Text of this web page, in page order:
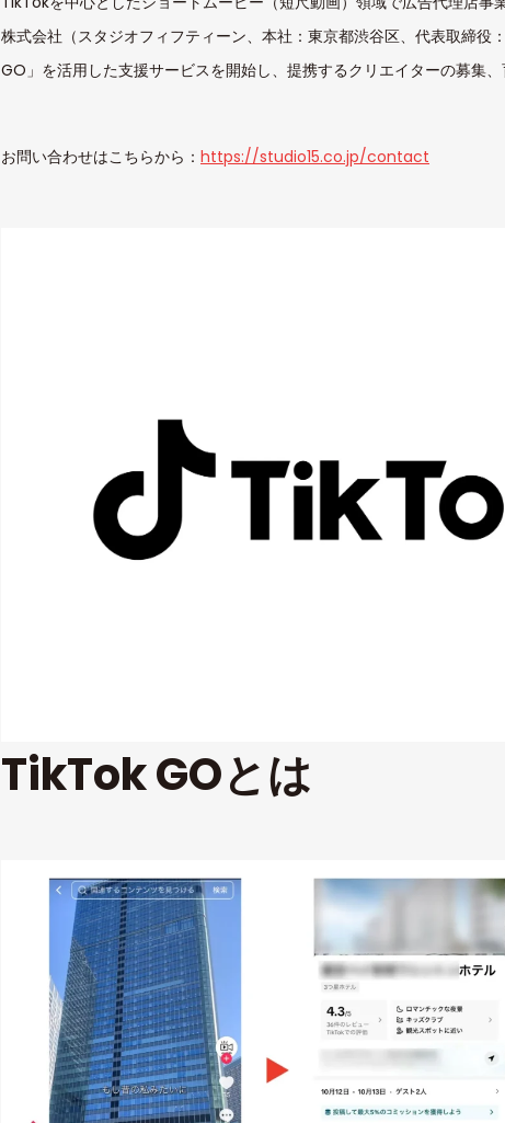
株式会社（スタジオフィフティーン、本社：東京都渋谷区、代表取締
GO」を活用した支援サービスを開始し、提携するクリエイターの募集
お問い合わせはこちらから： https://studio15.co.jp/contact
TikTok GOとは